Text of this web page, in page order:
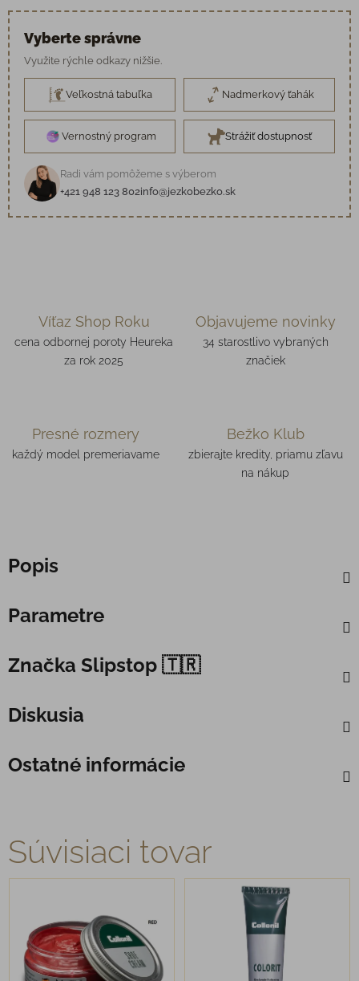
Vyberte správne
Využite rýchle odkazy nižšie.
Veľkostná tabuľka Nadmerkový ťahák
Vernostný program Strážiť dostupnosť
Radi vám pomôžeme s výberom
+421 948 123 802info@jezkobezko.sk
Víťaz Shop Roku
cena odbornej poroty Heureka
za rok 2025
Objavujeme novinky
34 starostlivo vybraných
značiek
Presné rozmery
každý model premeriavame
Bežko Klub
zbierajte kredity, priamu zľavu
na nákup
Popis
Parametre
Značka Slipstop 🇹🇷
Diskusia
Ostatné informácie
Súvisiaci tovar